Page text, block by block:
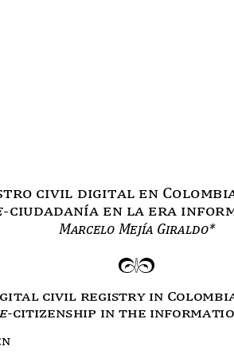
civil digital en
-ciudadanía en la era
Marcelo Mejía Giraldo*
mn
civil registry in
e-citizenship in the